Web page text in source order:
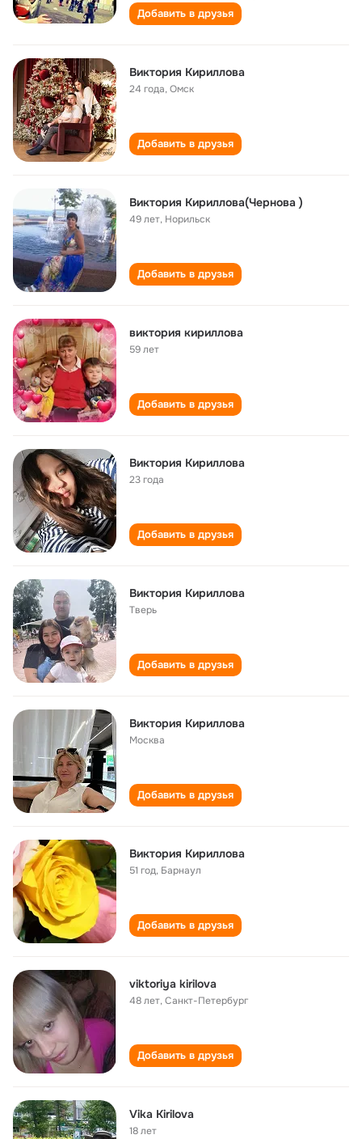
Добавить в друзья
Виктория Кириллова
24 года,Омск
Добавить в друзья
Виктория Кириллова(Чернова )
49 лет, Норильск
Добавить в друзья
виктория кириллова
59 лет
Добавить в друзья
Виктория Кириллова
23 года
Добавить в друзья
Виктория Кириллова
Тверь
Добавить в друзья
Виктория Кириллова
Москва
Добавить в друзья
Виктория Кириллова
51 год, Барнаул
Добавить в друзья
viktoriya kirilova
48 лет,Санкт-Петербург
Добавить в друзья
Vika Kirilova
18 лет